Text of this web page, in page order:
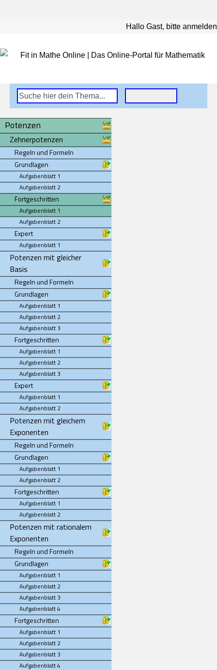
Hallo Gast, bitte anmelden
Potenzen
Zehnerpotenzen
Regeln und Formeln
Grundlagen
Aufgabenblatt 1
Aufgabenblatt 2
Fortgeschritten
Aufgabenblatt 1
Aufgabenblatt 2
Expert
Aufgabenblatt 1
Potenzen mit gleicher
Basis
Regeln und Formeln
Grundlagen
Aufgabenblatt 1
Aufgabenblatt 2
Aufgabenblatt 3
Fortgeschritten
Aufgabenblatt 1
Aufgabenblatt 2
Aufgabenblatt 3
Expert
Aufgabenblatt 1
Aufgabenblatt 2
Potenzen mit gleichem
Exponenten
Regeln und Formeln
Grundlagen
Aufgabenblatt 1
Aufgabenblatt 2
Fortgeschritten
Aufgabenblatt 1
Aufgabenblatt 2
Potenzen mit rationalem
Exponenten
Regeln und Formeln
Grundlagen
Aufgabenblatt 1
Aufgabenblatt 2
Aufgabenblatt 3
Aufgabenblatt 4
Fortgeschritten
Aufgabenblatt 1
Aufgabenblatt 2
Aufgabenblatt 3
Aufgabenblatt 4